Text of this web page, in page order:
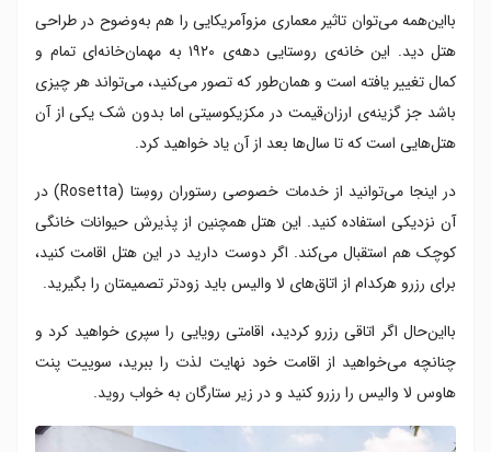
بااین‌همه می‌توان تاثیر معماری مزوآمریکایی را هم به‌وضوح در طراحی
هتل دید. این خانه‌ی روستایی دهه‌ی ۱۹۲۰ به مهمان‌خانه‌ای تمام و
کمال تغییر یافته است و همان‌طور که تصور می‌کنید، می‌تواند هر چیزی
باشد جز گزینه‌ی ارزان‌قیمت در مکزیکوسیتی اما بدون‌ شک یکی از آن
هتل‌هایی است که تا سال‌ها بعد از آن یاد خواهید کرد.
در اینجا می‌توانید از خدمات خصوصی رستوران روسِتا (Rosetta) در
آن نزدیکی استفاده کنید. این هتل همچنین از پذیرش حیوانات خانگی
کوچک هم استقبال می‌کند. اگر دوست دارید در این هتل اقامت کنید،
برای رزرو هرکدام از اتاق‌های لا والیس باید زودتر تصمیمتان را بگیرید.
بااین‌حال اگر اتاقی رزرو کردید، اقامتی رویایی را سپری خواهید کرد و
چنانچه می‌خواهید از اقامت خود نهایت لذت را ببرید، سوییت پنت
هاوس لا والیس را رزرو کنید و در زیر ستارگان به خواب روید.